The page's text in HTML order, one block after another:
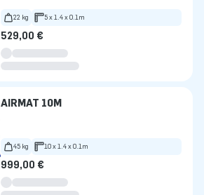
22 kg 5 x 1.4 x 0.1m
529,00 €
AIRMAT 10M
45 kg 10 x 1.4 x 0.1m
999,00 €